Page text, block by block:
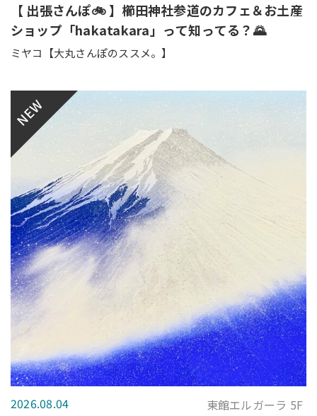
【 出張さんぽ🚲 】櫛田神社参道のカフェ＆お土産
ショップ「hakatakara」って知ってる？🌄
ミヤコ【大丸さんぽのススメ。】
NEW
2026.08.04 東館エルガーラ 5F